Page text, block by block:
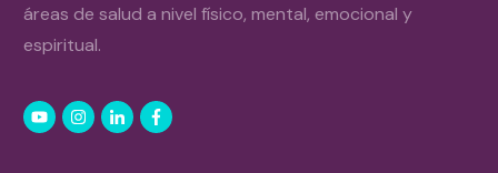
áreas de salud a nivel físico, mental, emocional y
espiritual.